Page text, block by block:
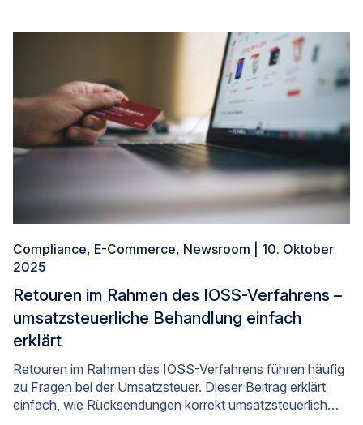
Compliance, E-Commerce, Newsroom | 10. Oktober
2025
Retouren im Rahmen des IOSS-Verfahrens –
umsatzsteuerliche Behandlung einfach
erklärt
Retouren im Rahmen des IOSS-Verfahrens führen häufig
zu Fragen bei der Umsatzsteuer. Dieser Beitrag erklärt
einfach, wie Rücksendungen korrekt umsatzsteuerlich…